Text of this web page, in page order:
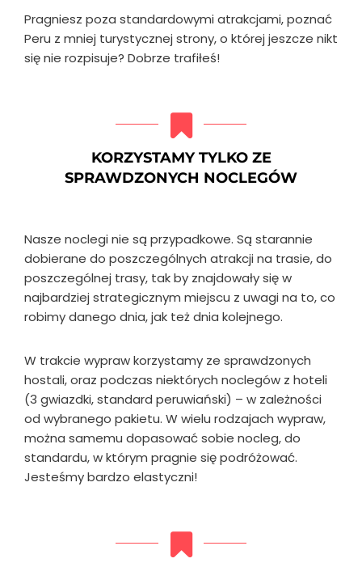
Pragniesz poza standardowymi atrakcjami, poznać
Peru z mniej turystycznej strony, o której jeszcze nikt
się nie rozpisuje? Dobrze trafiłeś!
KORZYSTAMY TYLKO ZE
SPRAWDZONYCH NOCLEGÓW
Nasze noclegi nie są przypadkowe. Są starannie
dobierane do poszczególnych atrakcji na trasie, do
poszczególnej trasy, tak by znajdowały się w
najbardziej strategicznym miejscu z uwagi na to, co
robimy danego dnia, jak też dnia kolejnego.
W trakcie wypraw korzystamy ze sprawdzonych
hostali, oraz podczas niektórych noclegów z hoteli
(3 gwiazdki, standard peruwiański) – w zależności
od wybranego pakietu. W wielu rodzajach wypraw,
można samemu dopasować sobie nocleg, do
standardu, w którym pragnie się podróżować.
Jesteśmy bardzo elastyczni!